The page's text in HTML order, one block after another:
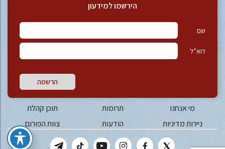
הירשמו למידעון
שם
דוא”ל
הרשמה
מי אנחנו תרומות
תוכן קהלת
ניירות מדיניות
הודעות צוות הפורום